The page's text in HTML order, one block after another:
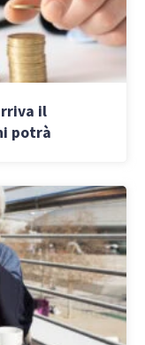
il
potrà